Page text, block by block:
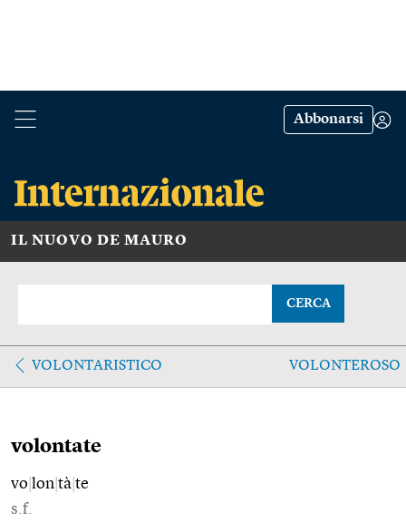
Abbonarsi
IL NUOVO DE MAURO
CERCA
VOLONTARISTICO VOLONTEROSO
volontate
vo lon tà te
s.f.